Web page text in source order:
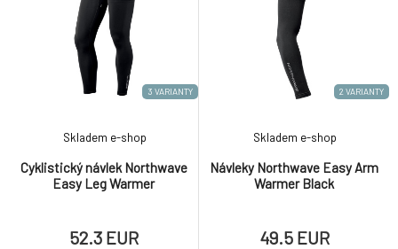
3 VARIANTY
Cyklistický návlek Northwave
Easy Leg Warmer
Skladem e-shop
52.3 EUR
2 VARIANTY
Návleky Northwave Easy Arm
Warmer Black
Skladem e-shop
49.5 EUR